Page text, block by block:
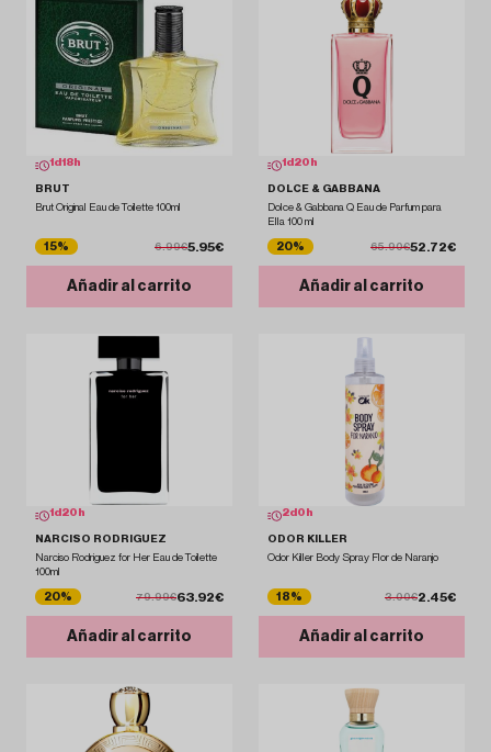
1 d 18 h
BRUT
Brut Original Eau de Toilette 100ml
15% 6.99€5.95€
Añadir al carrito
1 d 20 h
DOLCE & GABBANA
Dolce & Gabbana Q Eau de Parfum para
Ella 100 ml
20% 65.90€52.72€
Añadir al carrito
1 d 20 h
NARCISO RODRIGUEZ
Narciso Rodriguez for Her Eau de Toilette
100ml
20% 79.99€63.92€
Añadir al carrito
2d 0 h
ODOR KILLER
Odor Killer Body Spray Flor de Naranjo
18% 3.00€2.45€
Añadir al carrito